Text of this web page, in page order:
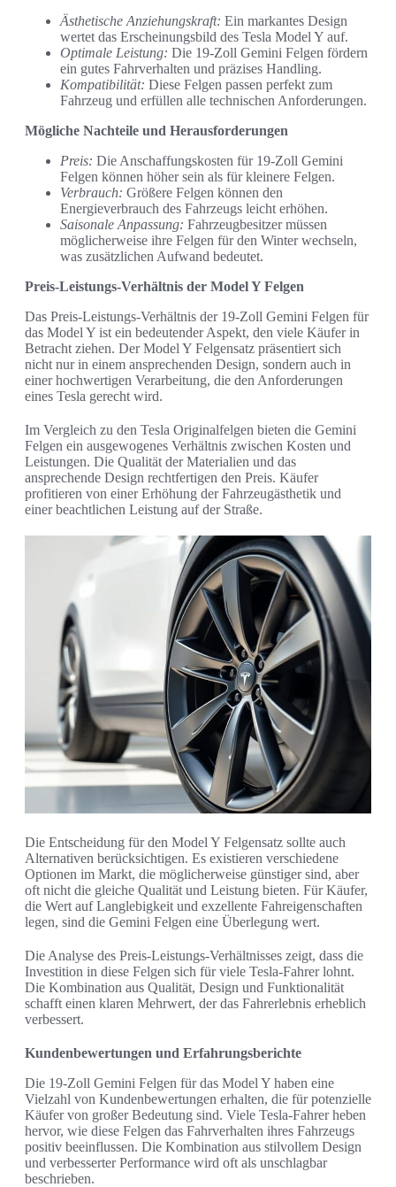
Ästhetische Anziehungskraft: Ein markantes Design
wertet das Erscheinungsbild des Tesla Model Y auf.
Optimale Leistung: Die 19-Zoll Gemini Felgen fördern
ein gutes Fahrverhalten und präzises Handling.
Kompatibilität: Diese Felgen passen perfekt zum
Fahrzeug und erfüllen alle technischen Anforderungen.
Mögliche Nachteile und Herausforderungen
Preis: Die Anschaffungskosten für 19-Zoll Gemini
Felgen können höher sein als für kleinere Felgen.
Verbrauch: Größere Felgen können den
Energieverbrauch des Fahrzeugs leicht erhöhen.
Saisonale Anpassung: Fahrzeugbesitzer müssen
möglicherweise ihre Felgen für den Winter wechseln,
was zusätzlichen Aufwand bedeutet.
Preis-Leistungs-Verhältnis der Model Y Felgen
Das Preis-Leistungs-Verhältnis der 19-Zoll Gemini Felgen für
das Model Y ist ein bedeutender Aspekt, den viele Käufer in
Betracht ziehen. Der Model Y Felgensatz präsentiert sich
nicht nur in einem ansprechenden Design, sondern auch in
einer hochwertigen Verarbeitung, die den Anforderungen
eines Tesla gerecht wird.
Im Vergleich zu den Tesla Originalfelgen bieten die Gemini
Felgen ein ausgewogenes Verhältnis zwischen Kosten und
Leistungen. Die Qualität der Materialien und das
ansprechende Design rechtfertigen den Preis. Käufer
profitieren von einer Erhöhung der Fahrzeugästhetik und
einer beachtlichen Leistung auf der Straße.
Die Entscheidung für den Model Y Felgensatz sollte auch
Alternativen berücksichtigen. Es existieren verschiedene
Optionen im Markt, die möglicherweise günstiger sind, aber
oft nicht die gleiche Qualität und Leistung bieten. Für Käufer,
die Wert auf Langlebigkeit und exzellente Fahreigenschaften
legen, sind die Gemini Felgen eine Überlegung wert.
Die Analyse des Preis-Leistungs-Verhältnisses zeigt, dass die
Investition in diese Felgen sich für viele Tesla-Fahrer lohnt.
Die Kombination aus Qualität, Design und Funktionalität
schafft einen klaren Mehrwert, der das Fahrerlebnis erheblich
verbessert.
Kundenbewertungen und Erfahrungsberichte
Die 19-Zoll Gemini Felgen für das Model Y haben eine
Vielzahl von Kundenbewertungen erhalten, die für potenzielle
Käufer von großer Bedeutung sind. Viele Tesla-Fahrer heben
hervor, wie diese Felgen das Fahrverhalten ihres Fahrzeugs
positiv beeinflussen. Die Kombination aus stilvollem Design
und verbesserter Performance wird oft als unschlagbar
beschrieben.